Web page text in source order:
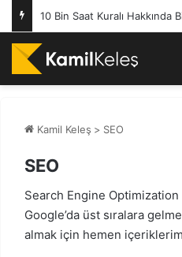
Kamil Keleş > SEO
SEO
Search Engine Optimization
Google’da üst sıralara
almak için hemen